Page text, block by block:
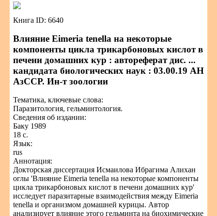
Книга ID: 6640
Влияние Eimeria tenella на некоторые
компоненты цикла трикарбоновых кислот в
печени домашних кур : автореферат дис. ...
кандидата биологических наук : 03.00.19 АН
АзССР. Ин-т зоологии
Тематика, ключевые слова:
Паразитология, гельминтология.
Сведения об издании:
Баку 1989
18 с.
Язык:
rus
Аннотация:
Докторская диссертация Исмаилова Ибрагима Алихан
оглы 'Влияние Eimeria tenella на некоторые компоненты
цикла трикарбоновых кислот в печени домашних кур'
исследует паразитарные взаимодействия между Eimeria
tenella и организмом домашней курицы. Автор
анализирует влияние этого гельминта на биохимические